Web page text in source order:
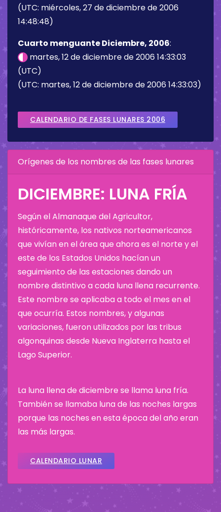
(UTC: miércoles, 27 de diciembre de 2006
14:48:48)
Cuarto menguante Diciembre, 2006:
martes, 12 de diciembre de 2006 14:33:03
(UTC)
(UTC: martes, 12 de diciembre de 2006 14:33:03)
CALENDARIO DE FASES LUNARES 2006
Orígenes de los nombres de las fases lunares
DICIEMBRE: LUNA FRÍA
Según el Almanaque del Agricultor,
históricamente, los nativos norteamericanos
que vivían en el área que ahora es el norte y el
este de los Estados Unidos hacían un
seguimiento de las estaciones dando un
nombre distintivo a cada luna llena recurrente.
Este nombre se aplicaba a todo el mes en el
que ocurría. Estos nombres, y algunas
variaciones, fueron utilizados por las tribus
algonquinas desde Nueva Inglaterra hasta el
Lago Superior.
La luna llena de diciembre se llama luna fría.
También se llamaba luna de las noches largas
porque las noches en esta época del año eran
las más largas.
CALENDARIO LUNAR